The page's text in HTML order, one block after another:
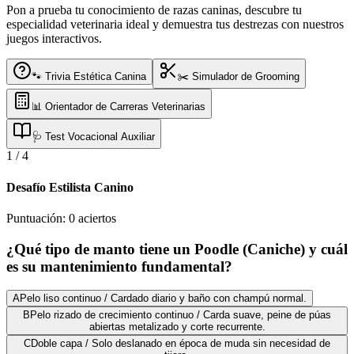
Pon a prueba tu conocimiento de razas caninas, descubre tu
especialidad veterinaria ideal y demuestra tus destrezas con nuestros
juegos interactivos.
🐾 Trivia Estética Canina ✂️ Simulador de Grooming
📊 Orientador de Carreras Veterinarias
🩺 Test Vocacional Auxiliar
1 /4
Desafío Estilista Canino
Puntuación: 0 aciertos
¿Qué tipo de manto tiene un Poodle (Caniche) y cuál
es su mantenimiento fundamental?
APelo liso continuo / Cardado diario y baño con champú normal.
B Pelo rizado de crecimiento continuo / Carda suave, peine de púas
abiertas metalizado y corte recurrente.
CDoble capa / Solo deslanado en época de muda sin necesidad de